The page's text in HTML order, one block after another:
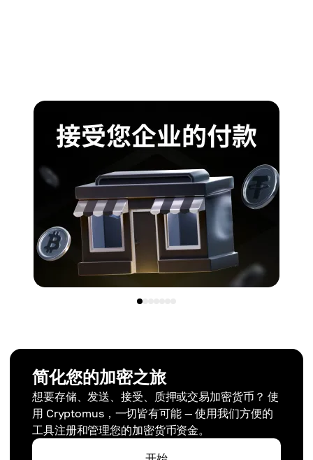
简化您的加密之旅
想要存储、发送、接受、质押或交易加密货币？ 使
用 Cryptomus，一切皆有可能 — 使用我们方便的
工具注册和管理您的加密货币资金。